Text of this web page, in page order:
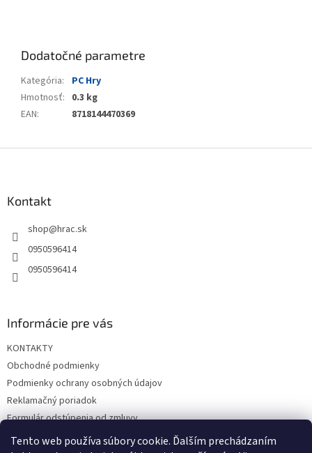
Tento web používa súbory cookie. Ďalším prechádzaním
Dodatočné parametre
Kategória:
PC Hry
Hmotnosť: 0.3 kg
EAN: 8718144470369
Kontakt
shop@hrac.sk
0950596414
0950596414
Informácie pre vás
KONTAKTY
Obchodné podmienky
Podmienky ochrany osobných údajov
Reklamačný poriadok
Formulár odstúpenia od zmluvy
Reklamačný formulár